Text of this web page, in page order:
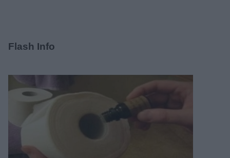
Flash Info